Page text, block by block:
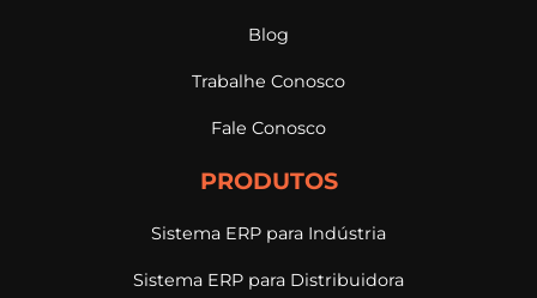
Blog
Trabalhe Conosco
Fale Conosco
PRODUTOS
Sistema ERP para Indústria
Sistema ERP para Distribuidora